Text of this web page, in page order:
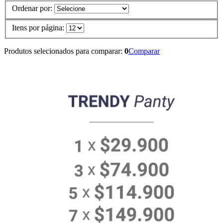
Ordenar por:
Itens por página:
Produtos selecionados para comparar: 0Comparar